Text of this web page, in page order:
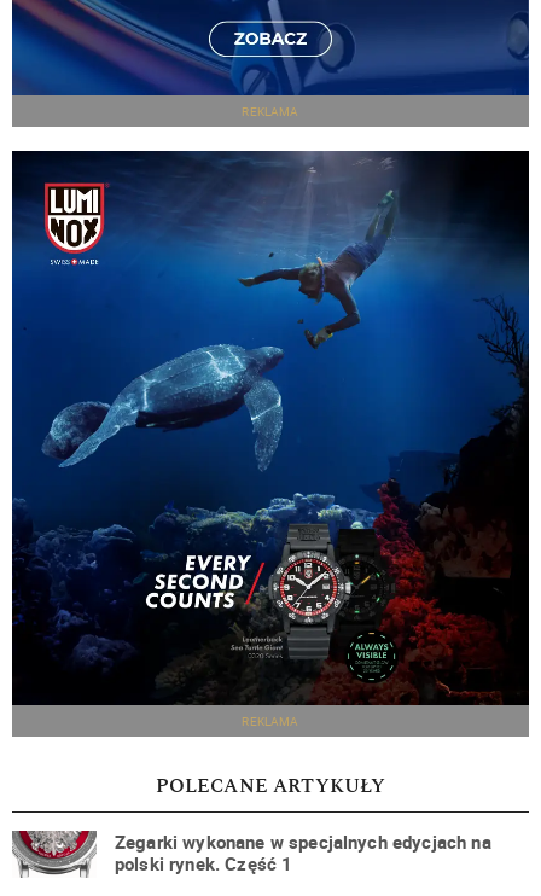
REKLAMA
REKLAMA
POLECANE ARTYKUŁY
Zegarki wykonane w specjalnych edycjach na
polski rynek. Część 1